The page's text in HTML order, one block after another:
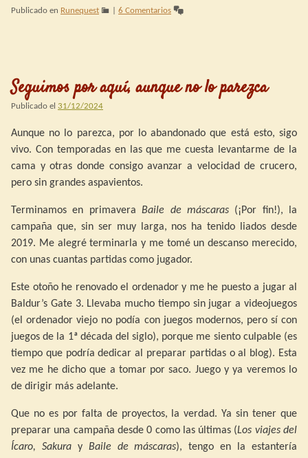
Publicado en Runequest 6 Comentarios
Seguimos por aquí, aunque no lo parezca
Publicado el 31/12/2024
Aunque no lo parezca, por lo abandonado que está esto, sigo
vivo. Con temporadas en las que me cuesta levantarme de la
cama y otras donde consigo avanzar a velocidad de crucero,
pero sin grandes aspavientos.
Terminamos en primaveraBaile de máscaras(¡Por fin!), la
campaña que, sin ser muy larga, nos ha tenido liados desde
2019. Me alegré terminarla y me tomé un descanso merecido,
con unas cuantas partidas como jugador.
Este otoño he renovado el ordenador y me he puesto a jugar al
Baldur’s Gate 3. Llevaba mucho tiempo sin jugar a videojuegos
(el ordenador viejo no podía con juegos modernos, pero sí con
juegos de la 1ª década del siglo), porque me siento culpable (es
tiempo que podría dedicar al preparar partidas o al blog). Esta
vez me he dicho que a tomar por saco. Juego y ya veremos lo
de dirigir más adelante.
Que no es por falta de proyectos, la verdad. Ya sin tener que
preparar una campaña desde 0 como las últimas (Los viajes del
Ícaro, Sakuray Baile de máscaras), tengo en la estantería